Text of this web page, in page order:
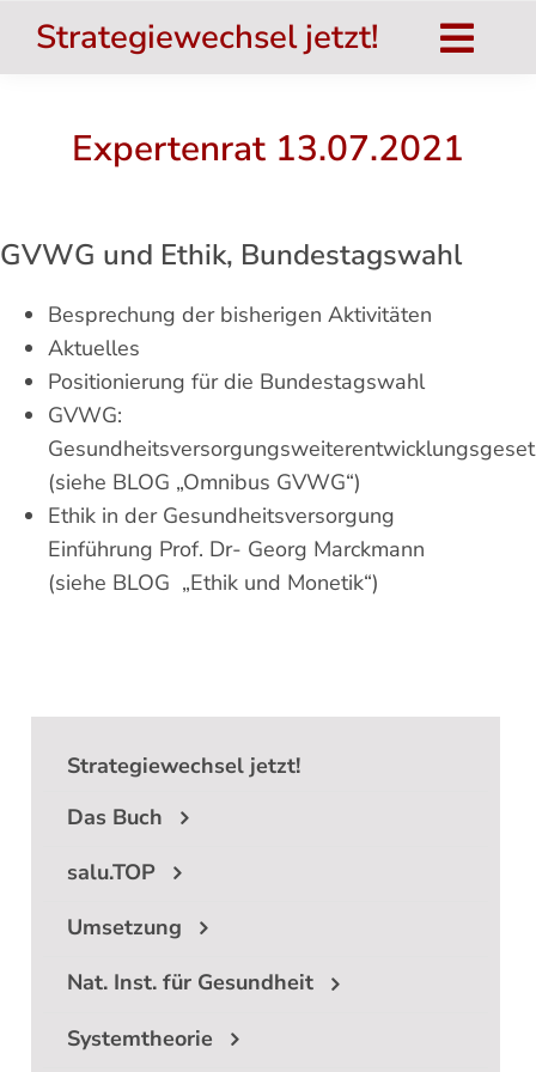
Inhalt
springen
Strategiewechsel jetzt!
Das Buch
Nat. Inst. für Gesundheit
Systemtheorie
Aktuelles
Hinweise
Suche
Expertenrat 13.07.2021
GVWG und Ethik, Bundestagswahl
Besprechung der bisherigen Aktivitäten
Aktuelles
Positionierung für die Bundestagswahl
GVWG:
(siehe BLOG „Omnibus GVWG“)
Ethik in der Gesundheitsversorgung
Einführung Prof. Dr- Georg Marckmann
(siehe BLOG „Ethik und Monetik“)
Strategiewechsel jetzt!
Das Buch
salu.TOP
Umsetzung
Nat. Inst. für Gesundheit
Systemtheorie